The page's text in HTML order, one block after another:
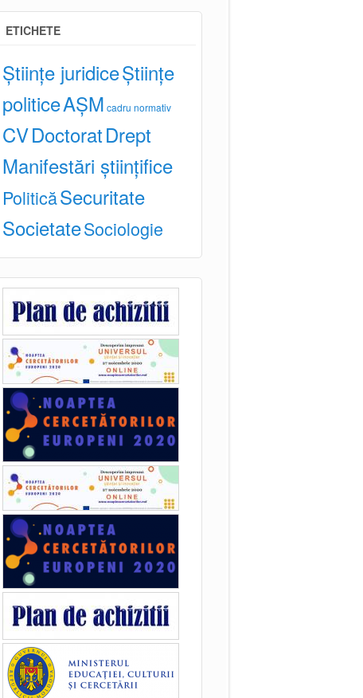
ETICHETE
Științe juridiceȘtiințe
politiceAȘM cadru normativ
CVDoctoratDrept
Manifestări științifice
PoliticăSecuritate
SocietateSociologie